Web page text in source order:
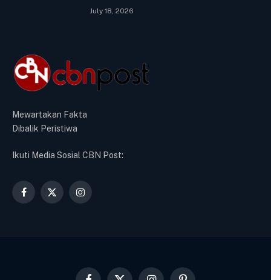
July 18, 2026
Mewartakan Fakta
Dibalik Peristiwa
Ikuti Media Sosial CBN Post:
Facebook
X
Instagram